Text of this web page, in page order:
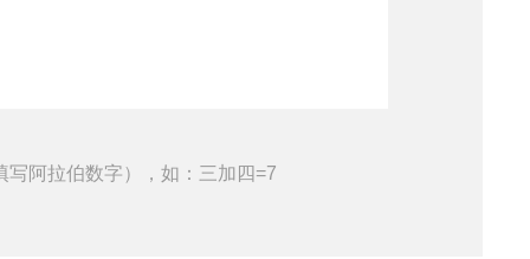
写阿拉伯数字），如：三加四=7